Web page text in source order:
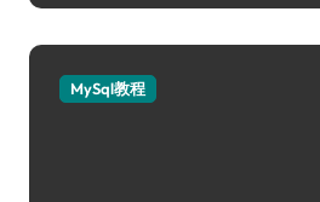
MySql教程